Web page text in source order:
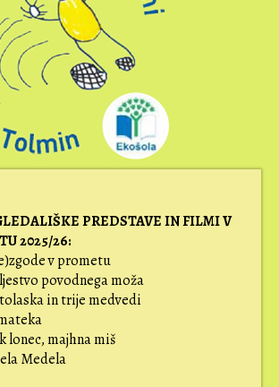
PREDSTAVE IN FILMI V
2025/26:
v prometu
povodnega moža
in trije medvedi
lonec, majhna miš
Medela